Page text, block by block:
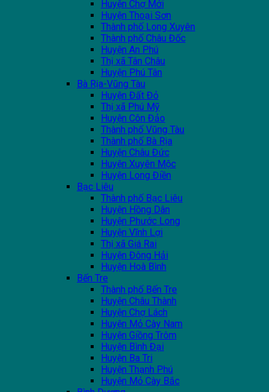
Huyện Chợ Mới
Huyện Thoại Sơn
Thành phố Long Xuyên
Thành phố Châu Đốc
Huyện An Phú
Thị xã Tân Châu
Huyện Phú Tân
Bà Rịa-Vũng Tàu
Huyện Đất Đỏ
Thị xã Phú Mỹ
Huyện Côn Đảo
Thành phố Vũng Tàu
Thành phố Bà Rịa
Huyện Châu Đức
Huyện Xuyên Mộc
Huyện Long Điền
Bạc Liêu
Thành phố Bạc Liêu
Huyện Hồng Dân
Huyện Phước Long
Huyện Vĩnh Lợi
Thị xã Giá Rai
Huyện Đông Hải
Huyện Hoà Bình
Bến Tre
Thành phố Bến Tre
Huyện Châu Thành
Huyện Chợ Lách
Huyện Mỏ Cày Nam
Huyện Giồng Trôm
Huyện Bình Đại
Huyện Ba Tri
Huyện Thạnh Phú
Huyện Mỏ Cày Bắc